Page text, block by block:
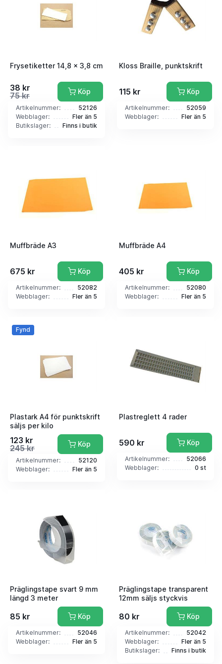
Frysetiketter 14,8 x 3,8 cm
38 kr
75 kr
Köp
Artikelnummer:
52126
Webblager:
Fler än 5
Butikslager:
Finns i butik
Kloss Braille, punktskrift
115 kr Köp
Artikelnummer:
52059
Webblager:
Fler än 5
Muffbräde A3
675 kr Köp
Artikelnummer:
52082
Webblager:
Fler än 5
Muffbräde A4
405 kr Köp
Artikelnummer:
52080
Webblager:
Fler än 5
Fynd
Plastark A4 för punktskrift
säljs per kilo
123 kr
245 kr
Köp
Artikelnummer:
52120
Webblager:
Fler än 5
Plastreglett 4 rader
590 kr Köp
Artikelnummer:
52066
Webblager:
0 st
Präglingstape svart 9 mm
längd 3 meter
85 kr Köp
Artikelnummer:
52046
Webblager:
Fler än 5
Präglingstape transparent
12mm säljs styckvis
80 kr Köp
Artikelnummer:
52042
Webblager:
Fler än 5
Butikslager:
Finns i butik